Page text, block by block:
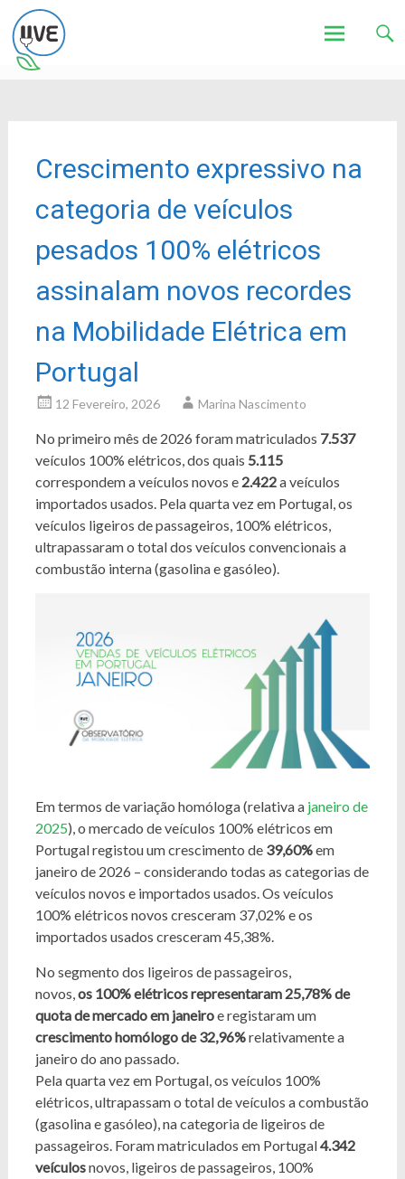
Crescimento expressivo na
categoria de veículos
pesados 100% elétricos
assinalam novos recordes
na Mobilidade Elétrica em
Portugal
12 Fevereiro, 2026 Marina Nascimento
No primeiro mês de 2026 foram matriculados 7.537
veículos 100% elétricos, dos quais 5.115
correspondem a veículos novos e 2.422a veículos
importados usados. Pela quarta vez em Portugal, os
veículos ligeiros de passageiros, 100% elétricos,
ultrapassaram o total dos veículos convencionais a
combustão interna (gasolina e gasóleo).
Em termos de variação homóloga (relativa a janeiro de
2025), o mercado de veículos 100% elétricos em
Portugal registou um crescimento de 39,60%em
janeiro de 2026 – considerando todas as categorias de
veículos novos e importados usados. Os veículos
100% elétricos novos cresceram 37,02% e os
importados usados cresceram 45,38%.
No segmento dos ligeiros de passageiros,
novos,os 100% elétricos representaram 25,78% de
quota de mercado em janeiroe registaram um
crescimento homólogo de 32,96%relativamente a
janeiro do ano passado.
Pela quarta vez em Portugal, os veículos 100%
elétricos, ultrapassam o total de veículos a combustão
(gasolina e gasóleo), na categoria de ligeiros de
passageiros. Foram matriculados em Portugal4.342
veículosnovos, ligeiros de passageiros, 100%